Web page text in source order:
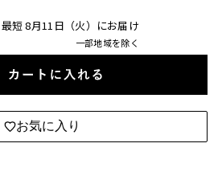
最短 8月11日（火）にお届け
一部地域を除く
カートに入れる
お気に入り